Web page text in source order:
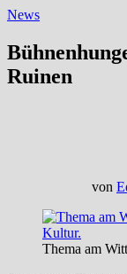
News
Ruinen
von
Thema am